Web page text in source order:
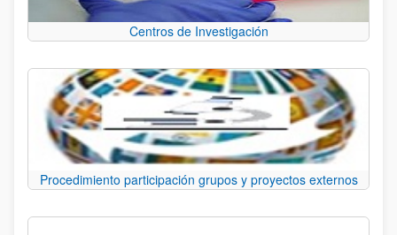
Centros de Investigación
Procedimiento participación grupos y proyectos externos